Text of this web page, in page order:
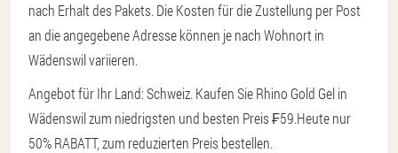
nach Erhalt des Pakets. Die Kosten für die Zustellung per Post
an die angegebene Adresse können je nach Wohnort in
Wädenswil variieren.
Angebot für Ihr Land: Schweiz. Kaufen Sie Rhino Gold Gel in
Wädenswil zum niedrigsten und besten Preis ₣59.Heute nur
50% RABATT, zum reduzierten Preis bestellen.